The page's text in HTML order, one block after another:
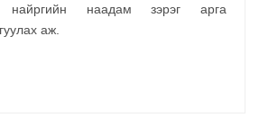
найргийн наадам зэрэг арга
аж.